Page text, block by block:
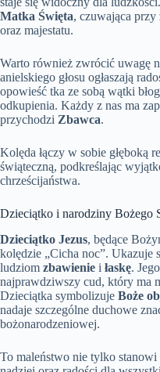
Matka Święta, czuwająca przy
oraz majestatu.
Warto również zwrócić uwagę
anielskiego głosu ogłaszają
opowieść tka ze sobą wątki
odkupienia. Każdy z nas ma
przychodzi Zbawca.
Kolęda łączy w sobie głęboką
świąteczną, podkreślając
chrześcijaństwa.
Dzieciątko i narodziny Bożego
Dzieciątko Jezus, będące
kolędzie „Cicha noc”. Ukazuje
ludziom zbawienie i łaskę.
najprawdziwszy cud, który ma
Dzieciątka symbolizuje Boże
nadaje szczególne duchowe
bożonarodzeniowej.
To maleństwo nie tylko stanowi